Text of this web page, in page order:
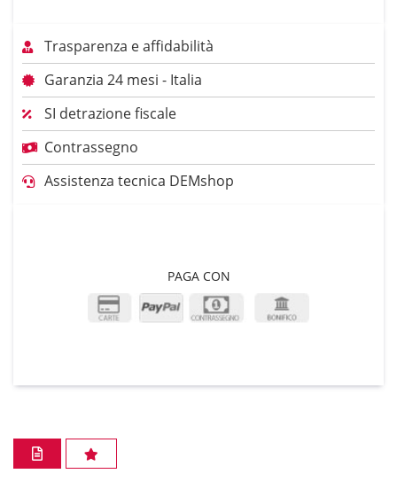
Trasparenza e affidabilità
Garanzia 24 mesi - Italia
SI detrazione fiscale
Contrassegno
Assistenza tecnica DEMshop
PAGA CON